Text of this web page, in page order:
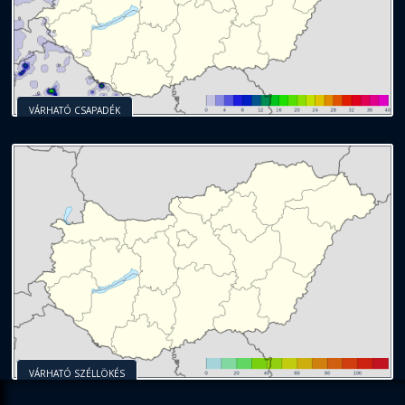
VÁRHATÓ CSAPADÉK
VÁRHATÓ SZÉLLÖKÉS